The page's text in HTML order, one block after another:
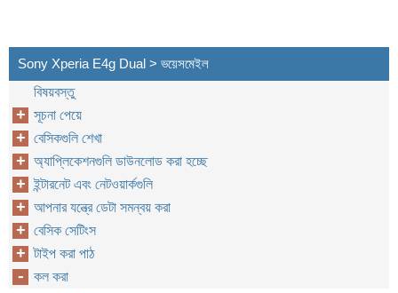
Sony Xperia E4g Dual > ভয়েসমেইল
বিষয়বস্তু
সূচনা পেয়ে
বেসিকগুলি শেখা
অ্যাপ্লিকেশনগুলি ডাউনলোড করা হচ্ছে
ইন্টারনেট এবং নেটওয়ার্কগুলি
আপনার যন্ত্রে ডেটা সমন্বয় করা
বেসিক সেটিংস
টাইপ করা পাঠ
কল করা